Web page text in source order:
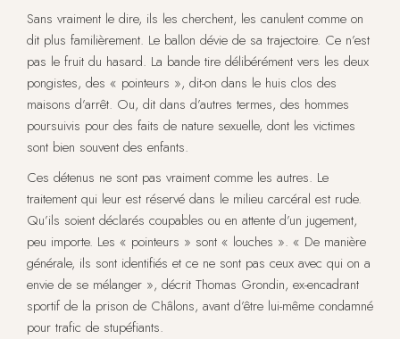
Sans vraiment le dire, ils les cherchent, les canulent comme on
dit plus familièrement. Le ballon dévie de sa trajectoire. Ce n’est
pas le fruit du hasard. La bande tire délibérément vers les deux
pongistes, des « pointeurs », dit-on dans le huis clos des
maisons d’arrêt. Ou, dit dans d’autres termes, des hommes
poursuivis pour des faits de nature sexuelle, dont les victimes
sont bien souvent des enfants.
Ces détenus ne sont pas vraiment comme les autres. Le
traitement qui leur est réservé dans le milieu carcéral est rude.
Qu’ils soient déclarés coupables ou en attente d’un jugement,
peu importe. Les « pointeurs » sont « louches ». « De manière
générale, ils sont identifiés et ce ne sont pas ceux avec qui on a
envie de se mélanger », décrit Thomas Grondin, ex-encadrant
sportif de la prison de Châlons, avant d’être lui-même condamné
pour trafic de stupéfiants.